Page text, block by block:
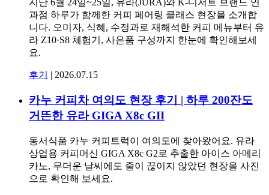
과점 하루가 함께한 커피 페어링 클래스 현장을 소개합
니다. 오미자, 식혜, 수정과로 재해석한 커피 메뉴부터 유
라 Z10·S8 체험기, 사은품 구성까지 한눈에 확인해보세
요.
후기 | 2026.07.15
카누 커피차 여의도 현장 후기 | 하루 200잔도
거뜬한 유라 GIGA X8c GII
동서식품 카누 커피트럭이 여의도에 찾아왔어요. 유라
상업용 커피머신 GIGA X8c G2로 추출한 아이스 아메리
카노, 무더운 날씨에도 줄이 끊이지 않았던 현장을 사진
으로 확인해 보세요.